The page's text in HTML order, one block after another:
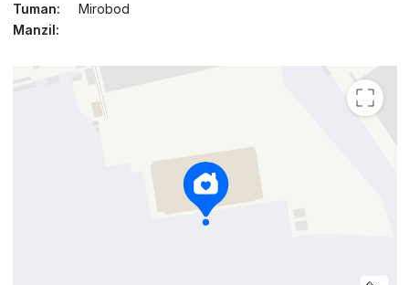
Tuman:
Mirobod
Manzil: